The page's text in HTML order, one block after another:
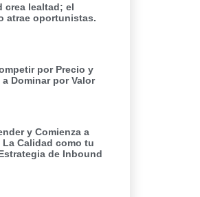
crea lealtad; el
atrae oportunistas.
por Precio y
a Dominar por Valor
y Comienza a
Calidad como tu
de Inbound